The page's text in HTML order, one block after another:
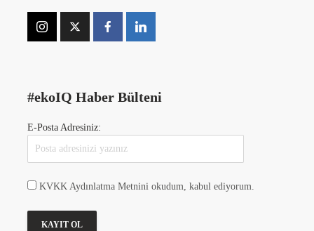
#ekoIQ Haber Bülteni
E-Posta Adresiniz:
KVKK Aydınlatma Metnini okudum, kabul ediyorum.